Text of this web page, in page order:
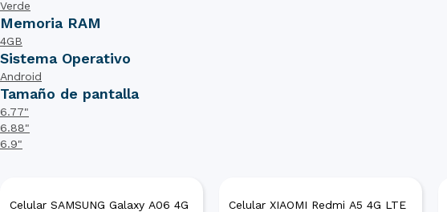
Verde
Memoria RAM
4GB
Sistema Operativo
Android
Tamaño de pantalla
6.77"
6.88"
6.9"
Celular SAMSUNG Galaxy A06 4G
Celular XIAOMI Redmi A5 4G LTE